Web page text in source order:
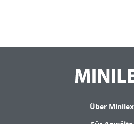
Über Minilex